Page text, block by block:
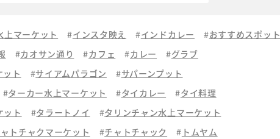
上マーケット インスタ映え インドカレー
おすすめスポット
カオサン通り カフェ カレー
グラブ
ト
サイアムパラゴン
サパーンプット
ターカー水上マーケット タイカレー
タイ料理
ット
タラートノイ
タリンチャン水上マーケット
トチャクマーケット チャトチャック
トムヤム